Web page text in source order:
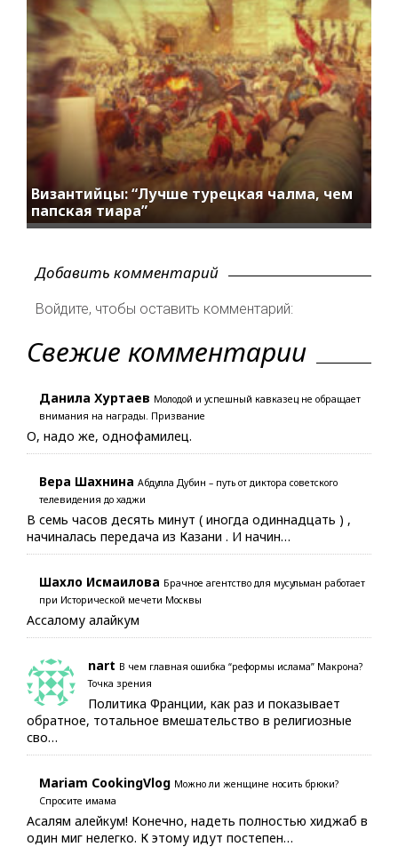
Византийцы: “Лучше турецкая чалма, чем
папская тиара”
Добавить комментарий
Войдите, чтобы оставить комментарий:
Свежие комментарии
Данила Хуртаев Молодой и успешный кавказец не обращает
внимания на награды. Призвание
О, надо же, однофамилец.
Вера Шахнина Абдулла Дубин – путь от диктора советского
телевидения до хаджи
В семь часов десять минут ( иногда одиннадцать ) ,
начиналась передача из Казани . И начин…
Шахло Исмаилова Брачное агентство для мусульман работает
при Исторической мечети Москвы
Ассалому алайкум
nart В чем главная ошибка “реформы ислама” Макрона?
Точка зрения
Политика Франции, как раз и показывает
обратное, тотальное вмешательство в религиозные
сво…
Mariam CookingVlog Можно ли женщине носить брюки?
Спросите имама
Асалям алейкум! Конечно, надеть полностью хиджаб в
один миг нелегко. К этому идут постепен…